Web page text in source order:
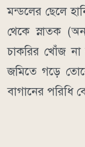
মন্ডলের ছেলে
থেকে স্নাতক
চাকরির খোঁজ
জমিতে গড়ে
বাগানের পরিধি